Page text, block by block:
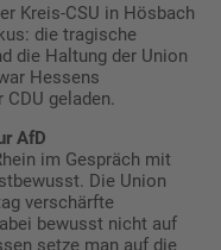
Kreis-CSU in Hösbach
die tragische
die Haltung der Union
Hessens
geladen.
AfD
im Gespräch mit
Die Union
verschärfte
bewusst nicht auf
setze man auf die